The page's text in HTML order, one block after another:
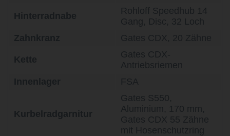
Hinterradnabe
Rohloff Speedhub 14
Gang, Disc, 32 Loch
Kette
Gates CDX-
Antriebsriemen
Kurbelradgarnitur
Gates S550,
Aluminium, 170 mm,
Gates CDX 55 Zähne
mit Hosenschutzring